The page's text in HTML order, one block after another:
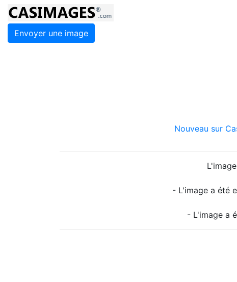
Envoyer une image
Nouveau sur
- L'image a été
- L'image a